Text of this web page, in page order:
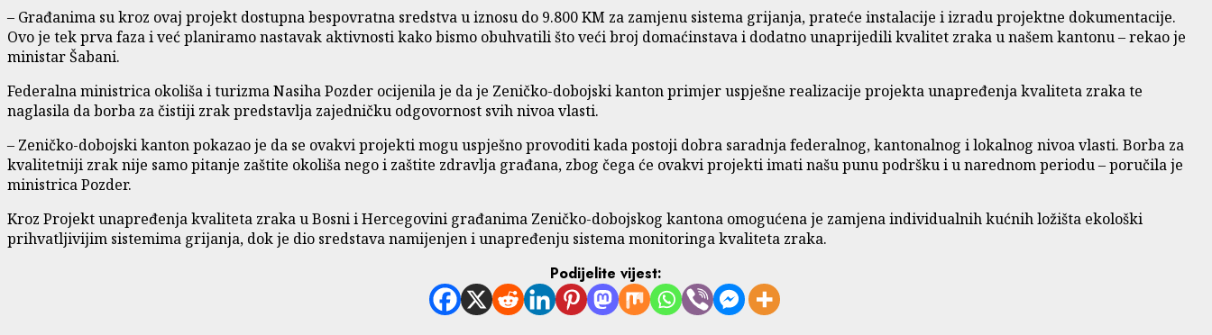
– Građanima su kroz ovaj projekt dostupna bespovratna sredstva u iznosu do 9.800 KM za zamjenu sistema grijanja, prateće instalacije i izradu projektne dokumentacije.
Ovo je tek prva faza i već planiramo nastavak aktivnosti kako bismo obuhvatili što veći broj domaćinstava i dodatno unaprijedili kvalitet zraka u našem kantonu – rekao je
ministar Šabani.
Federalna ministrica okoliša i turizma Nasiha Pozder ocijenila je da je Zeničko-dobojski kanton primjer uspješne realizacije projekta unapređenja kvaliteta zraka te
naglasila da borba za čistiji zrak predstavlja zajedničku odgovornost svih nivoa vlasti.
– Zeničko-dobojski kanton pokazao je da se ovakvi projekti mogu uspješno provoditi kada postoji dobra saradnja federalnog, kantonalnog i lokalnog nivoa vlasti. Borba za
kvalitetniji zrak nije samo pitanje zaštite okoliša nego i zaštite zdravlja građana, zbog čega će ovakvi projekti imati našu punu podršku i u narednom periodu – poručila je
ministrica Pozder.
Kroz Projekt unapređenja kvaliteta zraka u Bosni i Hercegovini građanima Zeničko-dobojskog kantona omogućena je zamjena individualnih kućnih ložišta ekološki
prihvatljivijim sistemima grijanja, dok je dio sredstava namijenjen i unapređenju sistema monitoringa kvaliteta zraka.
Podijelite vijest: